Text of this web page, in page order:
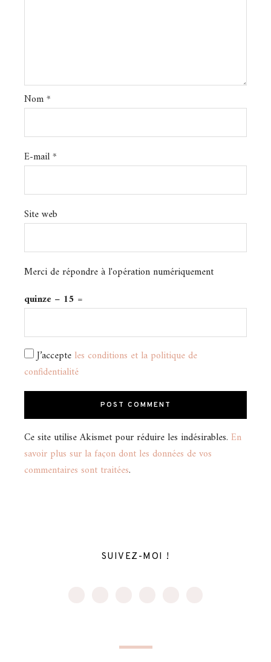
Nom*
E-mail*
Site web
Merci de répondre à l'opération numériquement
quinze − 15 =
J’accepte les conditions et la politique de
confidentialité
Ce site utilise Akismet pour réduire les indésirables. En
savoir plus sur la façon dont les données de vos
commentaires sont traitées.
SUIVEZ-MOI !